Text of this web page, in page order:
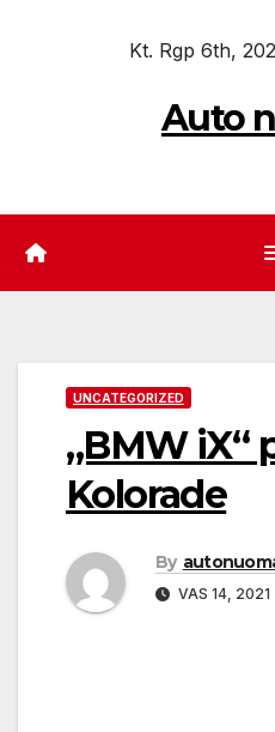
Kt. Rgp 6th,
Auto
UNCATEGORIZED
„BMW iX“
Kolorade
By
VAS 14, 2021